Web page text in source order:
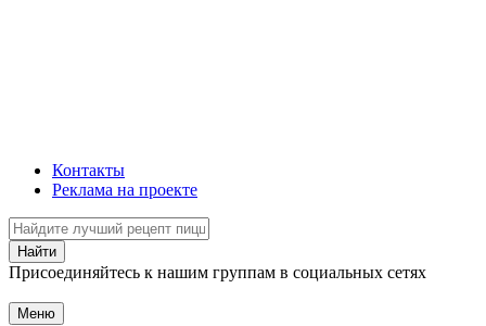
Контакты
Реклама на проекте
Присоединяйтесь к нашим группам в социальных сетях
Меню